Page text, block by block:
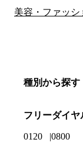
美容・ファッ
種別から探す
フリーダイヤ
0120 0800